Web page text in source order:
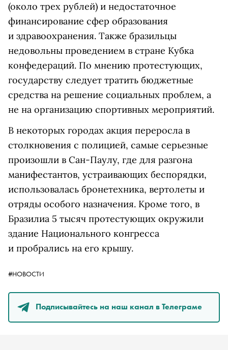
(около трех рублей) и недостаточное
финансирование сфер образования
и здравоохранения. Также бразильцы
недовольны проведением в стране Кубка
конфедераций. По мнению протестующих,
государству следует тратить бюджетные
средства на решение социальных проблем, а
не на организацию спортивных мероприятий.
В некоторых городах акция переросла в
столкновения с полицией, самые серьезные
произошли в Сан-Паулу, где для разгона
манифестантов, устраивающих беспорядки,
использовалась бронетехника, вертолеты и
отряды особого назначения. Кроме того, в
Бразилиа 5 тысяч протестующих окружили
здание Национального конгресса
и пробрались на его крышу.
#НОВОСТИ
Подписывайтесь на наш канал в Телеграме